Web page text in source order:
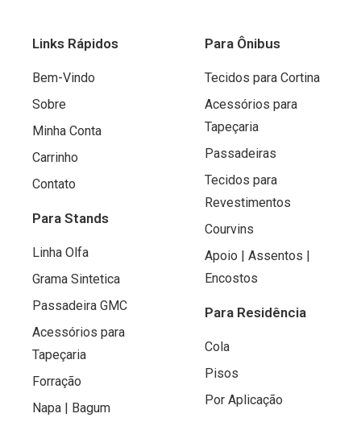
Links Rápidos
Bem-Vindo
Sobre
Minha Conta
Carrinho
Contato
Para Stands
Linha Olfa
Grama Sintetica
Passadeira GMC
Acessórios para
Tapeçaria
Forração
Napa | Bagum
Para Ônibus
Tecidos para Cortina
Acessórios para
Tapeçaria
Passadeiras
Tecidos para
Revestimentos
Courvins
Apoio | Assentos |
Encostos
Para Residência
Cola
Pisos
Por Aplicação